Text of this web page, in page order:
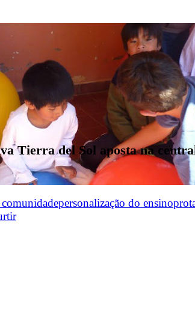
Tierra del Sol aposta na
personalização do ensino